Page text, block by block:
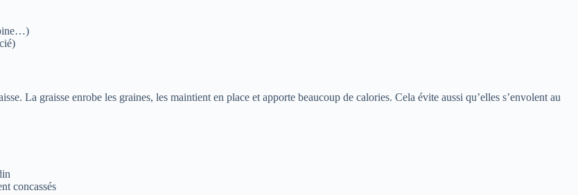
La graisse enrobe les graines, les maintient en place et apporte beaucoup de calories. Cela évite aussi qu’elles s’envolent au
concassés